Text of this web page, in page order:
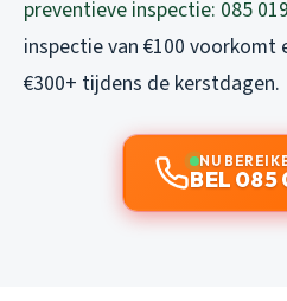
preventieve inspectie: 085
inspectie van €100 voorkomt
€300+ tijdens de kerstdagen.
NU
BEL 085